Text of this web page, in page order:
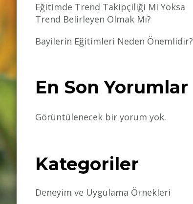
Eğitimde Trend Takipçiliği Mi Yoksa
Trend Belirleyen Olmak Mı?
Bayilerin Eğitimleri Neden Önemlidir?
En Son Yorumlar
Görüntülenecek bir yorum yok.
Kategoriler
Deneyim ve Uygulama Örnekleri